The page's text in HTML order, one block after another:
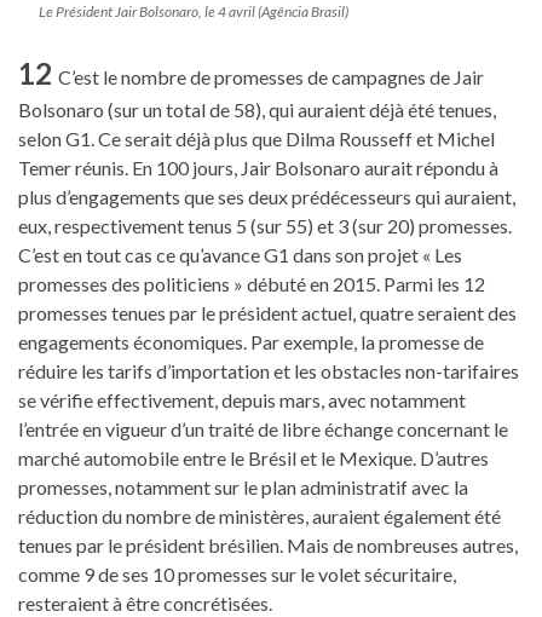
Le Président Jair Bolsonaro, le 4 avril (Agência Brasil)
12 C’est le nombre de promesses de campagnes de Jair
Bolsonaro (sur un total de 58), qui auraient déjà été tenues,
selon G1. Ce serait déjà plus que Dilma Rousseff et Michel
Temer réunis. En 100 jours, Jair Bolsonaro aurait répondu à
plus d’engagements que ses deux prédécesseurs qui auraient,
eux, respectivement tenus 5 (sur 55) et 3 (sur 20) promesses.
C’est en tout cas ce qu’avance G1 dans son projet « Les
promesses des politiciens » débuté en 2015. Parmi les 12
promesses tenues par le président actuel, quatre seraient des
engagements économiques. Par exemple, la promesse de
réduire les tarifs d’importation et les obstacles non-tarifaires
se vérifie effectivement, depuis mars, avec notamment
l’entrée en vigueur d’un traité de libre échange concernant le
marché automobile entre le Brésil et le Mexique. D’autres
promesses, notamment sur le plan administratif avec la
réduction du nombre de ministères, auraient également été
tenues par le président brésilien. Mais de nombreuses autres,
comme 9 de ses 10 promesses sur le volet sécuritaire,
resteraient à être concrétisées.